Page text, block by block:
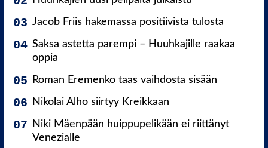
Jacob Friis hakemassa positiivista tulosta
Saksa astetta parempi – Huuhkajille raakaa
oppia
Roman Eremenko taas vaihdosta sisään
Nikolai Alho siirtyy Kreikkaan
Niki Mäenpään huippupelikään ei riittänyt
Venezialle